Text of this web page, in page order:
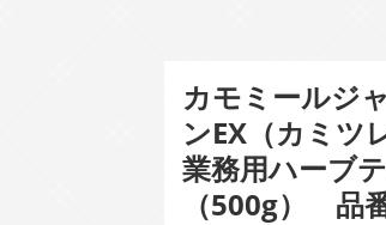
カモミールジ
ンEX（カミツ
業務用ハーブ
（500g） 品